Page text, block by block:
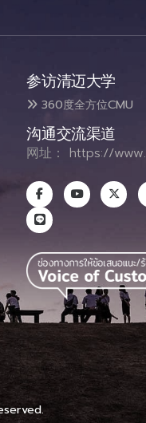
参访清迈大学
360度全方位CMU
沟通交流渠道
网址： https://